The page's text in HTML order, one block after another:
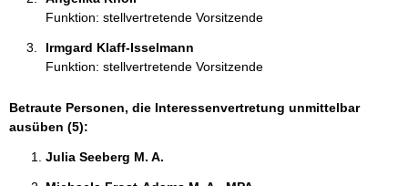
Funktion: stellvertretende Vorsitzende
Irmgard Klaff-Isselmann
Funktion: stellvertretende Vorsitzende
Betraute Personen, die Interessenvertretung unmittelbar
ausüben (5):
Julia Seeberg M. A.